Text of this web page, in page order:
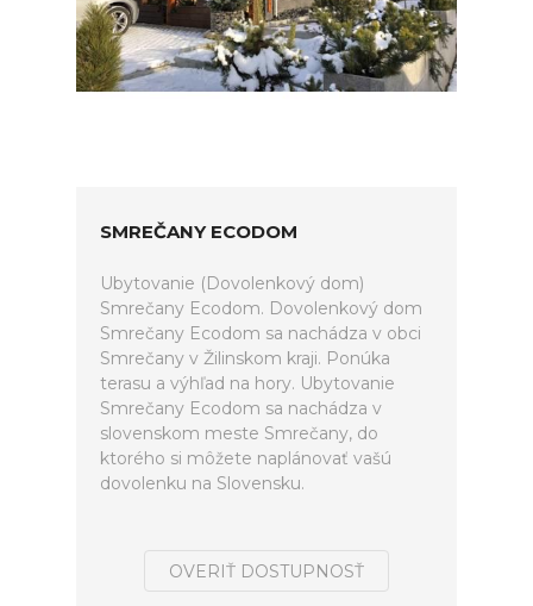
SMREČANY ECODOM
Ubytovanie (Dovolenkový dom)
Smrečany Ecodom. Dovolenkový dom
Smrečany Ecodom sa nachádza v obci
Smrečany v Žilinskom kraji. Ponúka
terasu a výhľad na hory. Ubytovanie
Smrečany Ecodom sa nachádza v
slovenskom meste Smrečany, do
ktorého si môžete naplánovať vašú
dovolenku na Slovensku.
OVERIŤ DOSTUPNOSŤ